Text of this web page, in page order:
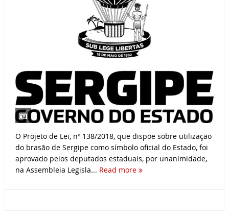
O Projeto de Lei, nº 138/2018, que dispõe sobre utilização
do brasão de Sergipe como símbolo oficial do Estado, foi
aprovado pelos deputados estaduais, por unanimidade,
na Assembleia Legisla... Read more